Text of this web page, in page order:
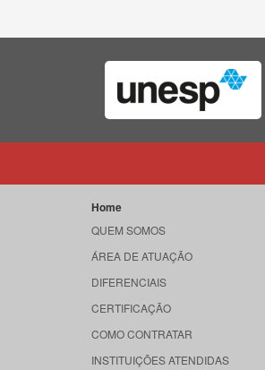
Home
QUEM SOMOS
ÁREA DE ATUAÇÃO
DIFERENCIAIS
CERTIFICAÇÃO
COMO CONTRATAR
INSTITUIÇÕES ATENDIDAS